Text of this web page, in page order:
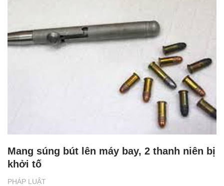
PHÁP LUẬT
Mang súng bút lên máy bay, 2 thanh niên bị
khởi tố